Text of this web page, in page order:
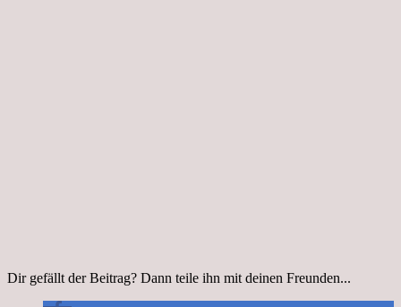
Dir gefällt der Beitrag? Dann teile ihn mit deinen Freunden...